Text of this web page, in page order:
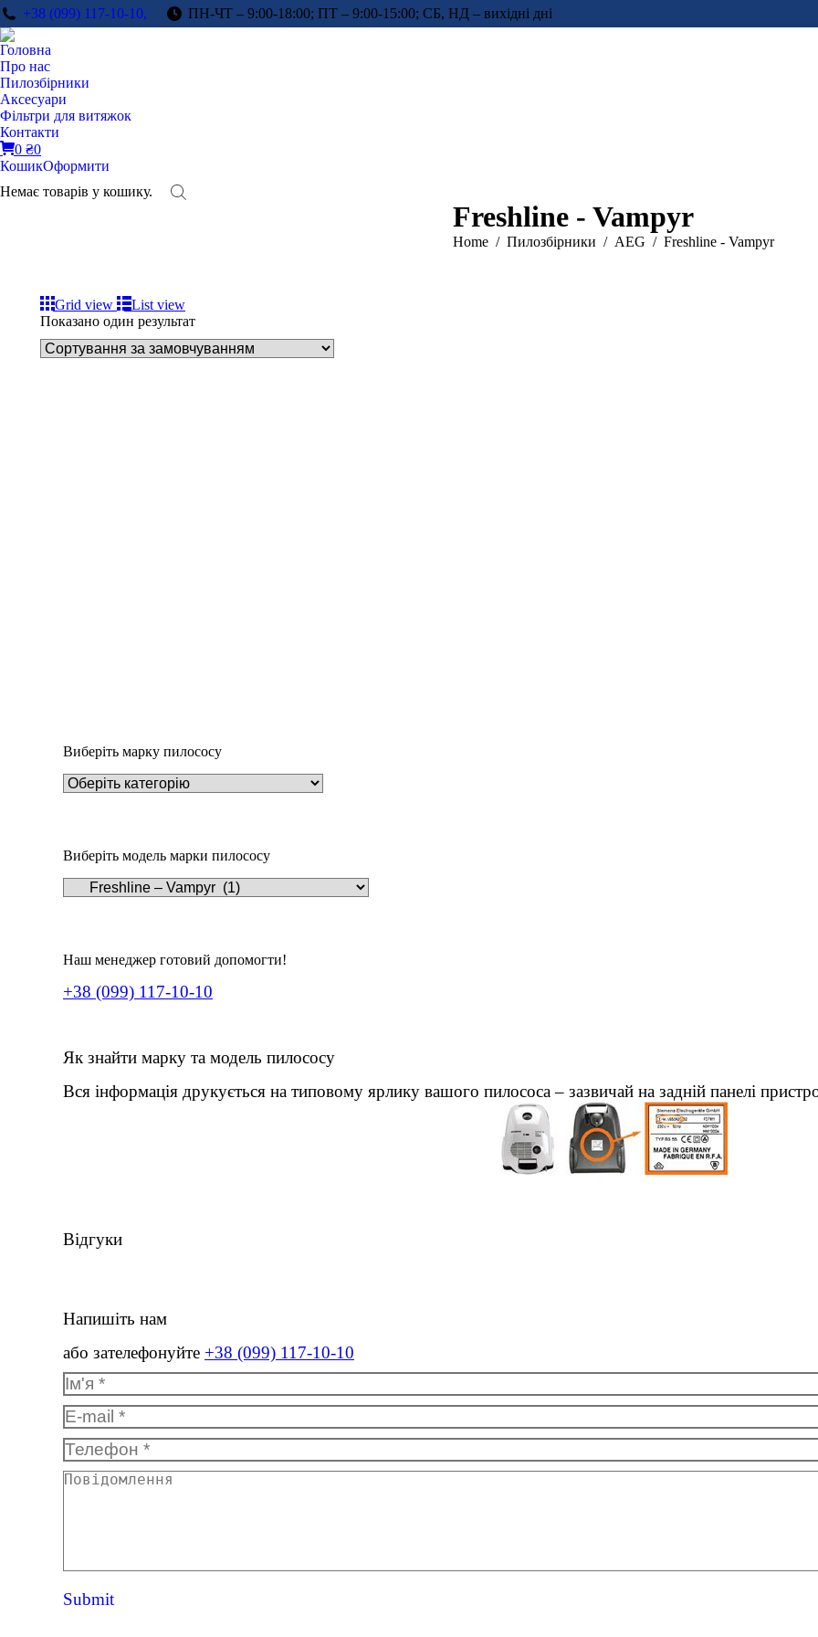
+38 (099) 117-10-10, ПН-ЧТ – 9:00-18:00; ПТ – 9:00-15:00; СБ, НД – вихідні дні
Головна
Про нас
Пилозбірники
Аксесуари
Фільтри для витяжок
Контакти
0 ₴0
КошикОформити
Немає товарів у кошику.
Freshline - Vampyr
You are here:
Home Пилозбірники AEG Freshline - Vampyr
Grid view
List view
Показано один результат
Виберіть марку пилососу
Виберіть модель марки пилососу
Наш менеджер готовий допомогти!
+38 (099) 117-10-10
Як знайти марку та модель пилососу
Вся інформація друкується на типовому ярлику вашого пилососа – зазвичай на задній панелі
Відгуки
Напишіть нам
або зателефонуйте +38 (099) 117-10-10
Ім'я *
E-mail *
Телефон *
Повідомлення
Submit